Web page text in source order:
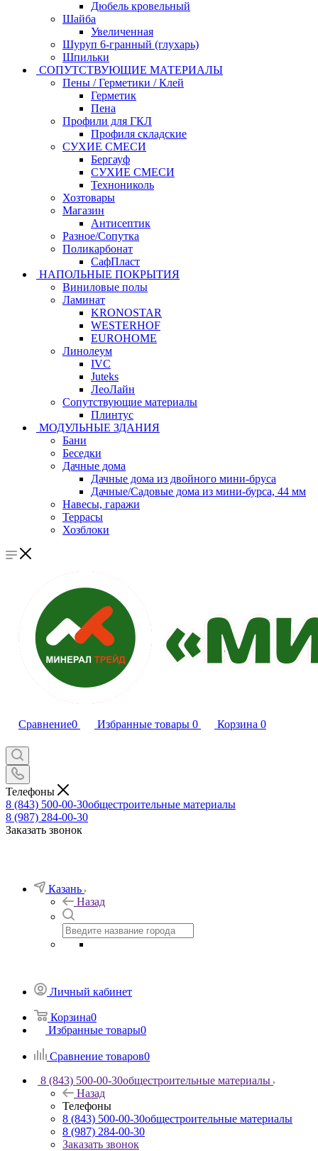
Дюбель кровельный
Шайба
Увеличенная
Шуруп 6-гранный (глухарь)
Шпильки
СОПУТСТВУЮЩИЕ МАТЕРИАЛЫ
Пены / Герметики / Клей
Герметик
Пена
Профили для ГКЛ
Профиля складские
СУХИЕ СМЕСИ
Бергауф
СУХИЕ СМЕСИ
Технониколь
Хозтовары
Магазин
Антисептик
Разное/Сопутка
Поликарбонат
СафПласт
НАПОЛЬНЫЕ ПОКРЫТИЯ
Виниловые полы
Ламинат
KRONOSTAR
WESTERHOF
EUROHOME
Линолеум
IVC
Juteks
ЛеоЛайн
Сопутствующие материалы
Плинтус
МОДУЛЬНЫЕ ЗДАНИЯ
Бани
Беседки
Дачные дома
Дачные дома из двойного мини-бруса
Дачные/Садовые дома из мини-бурса, 44 мм
Навесы, гаражи
Террасы
Хозблоки
Сравнение0 Избранные товары 0 Корзина 0
Телефоны
8 (843) 500-00-30общестроительные материалы
8 (987) 284-00-30
Заказать звонок
Казань
Назад
Личный кабинет
Корзина0
Избранные товары0
Сравнение товаров0
8 (843) 500-00-30общестроительные материалы
Назад
Телефоны
8 (843) 500-00-30общестроительные материалы
8 (987) 284-00-30
Заказать звонок